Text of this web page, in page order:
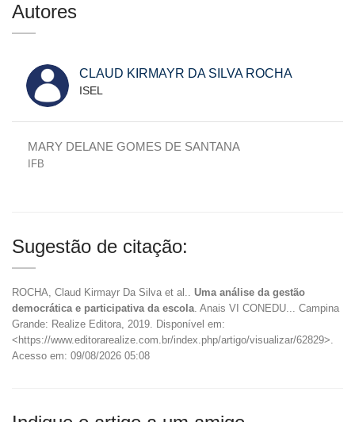
Autores
CLAUD KIRMAYR DA SILVA ROCHA
ISEL
MARY DELANE GOMES DE SANTANA
IFB
Sugestão de citação:
ROCHA, Claud Kirmayr Da Silva et al.. Uma análise da gestão
democrática e participativa da escola. Anais VI CONEDU... Campina
Grande: Realize Editora, 2019. Disponível em:
<https://www.editorarealize.com.br/index.php/artigo/visualizar/62829>.
Acesso em: 09/08/2026 05:08